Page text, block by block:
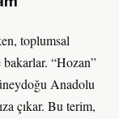
toplumsal
bakarlar. “Hozan”
Anadolu
çıkar. Bu terim,